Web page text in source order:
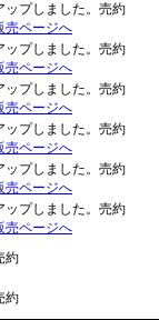
ップしました。売約
売ページへ
ップしました。売約
売ページへ
ップしました。売約
売ページへ
ップしました。売約
売ページへ
ップしました。売約
売ページへ
ップしました。売約
売ページへ
約
約